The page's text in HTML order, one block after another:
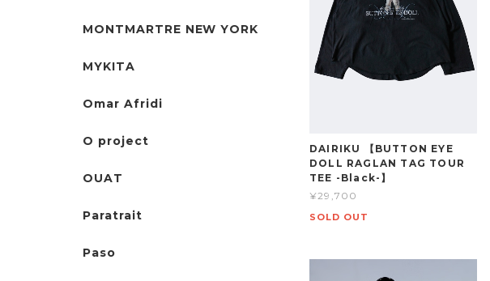
DAIRIKU 【BUTTON EYE
DOLL RAGLAN TAG TOUR
TEE -Black-】
¥29,700
SOLD OUT
MONTMARTRE NEW YORK
MYKITA
Omar Afridi
O project
OUAT
Paratrait
Paso